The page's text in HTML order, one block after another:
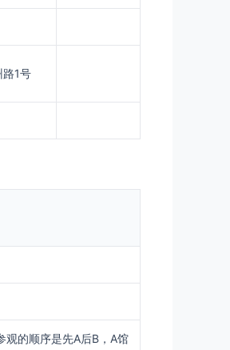
路1号
观的顺序是先A后B，A馆